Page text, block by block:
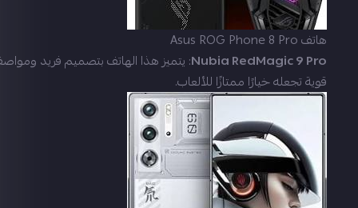
هاتف Asus ROG Phone 8 Pro
Nubia RedMagic 9 Pro: يتميز هذا الهاتف بتصميم فريد
قوية تجعله خيارًا ممتازًا للألعاب.